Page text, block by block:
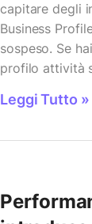
capitare degli
Business
sospeso. Se
profilo attività
Leggi Tutto »